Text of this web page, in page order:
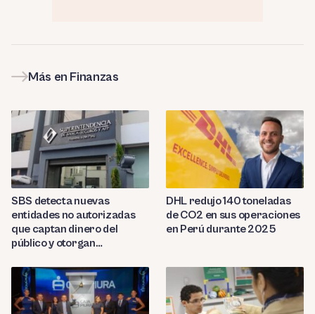
Más en Finanzas
SBS detecta nuevas
entidades no autorizadas
que captan dinero del
público y otorgan
DHL redujo 140 toneladas
de CO2 en sus operaciones
en Perú durante 2025